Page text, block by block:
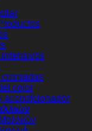
cromadas
color
acondicionador